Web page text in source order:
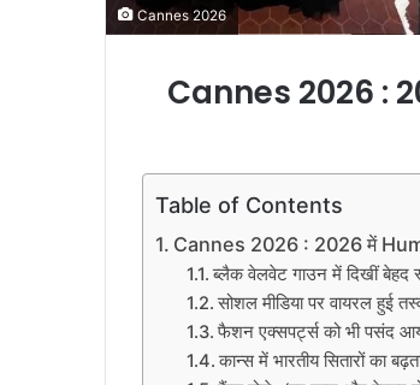
Cannes 2026
Cannes 2026 :
Table of Contents
Cannes 2026 : 2026 में
ब्लैक वेलवेट गाउन में दिखीं बेहद
सोशल मीडिया पर वायरल हुई
फैशन एक्सपर्ट्स को भी पसंद
कान्स में भारतीय सितारों का